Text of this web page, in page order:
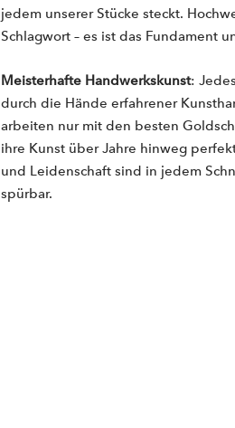
jedem unserer Stücke steckt.
Schlagwort – es ist das Fundament
Meisterhafte Handwerkskunst:
durch die Hände erfahrener
arbeiten nur mit den besten
ihre Kunst über Jahre hinweg
und Leidenschaft sind in jedem
spürbar.